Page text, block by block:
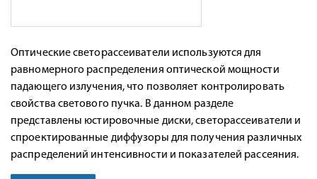
Оптические светорассеиватели используются для
равномерного распределения оптической мощности
падающего излучения, что позволяет контролировать
свойства светового пучка. В данном разделе
представлены юстировочные диски, светорассеиватели и
спроектированные диффузоры для получения различных
распределений интенсивности и показателей рассеяния.